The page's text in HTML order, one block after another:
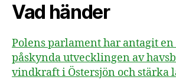
Vad händer
Polens parlament har antagit en
påskynda utvecklingen av
vindkraft i Östersjön och stärka